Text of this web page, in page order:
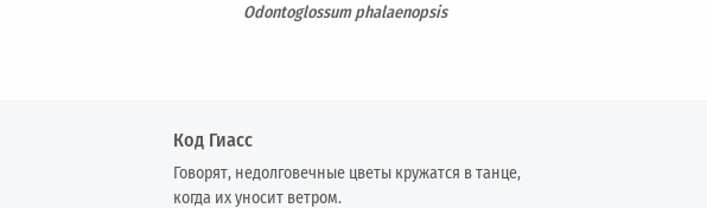
Odontoglossum phalaenopsis
Код Гиасс
Говорят, недолговечные цветы кружатся в танце,
когда их уносит ветром.